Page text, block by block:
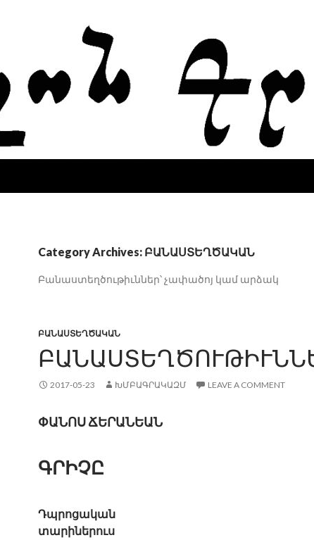
Category Archives: ԲԱՆԱՍՏԵՂԾԱԿԱՆ
Բանաստեղծութիւններ՝ չափածոյ կամ արձակ
ԲԱՆԱՍՏԵՂԾԱԿԱՆ
2017-05-23 ԽՄԲԱԳՐԱԿԱԶՄ LEAVE A COMMENT
ՓԱՆՈՍ ՃԵՐԱՆԵԱՆ
ԳՐԻՉԸ
Դպրոցական
տարիներուս